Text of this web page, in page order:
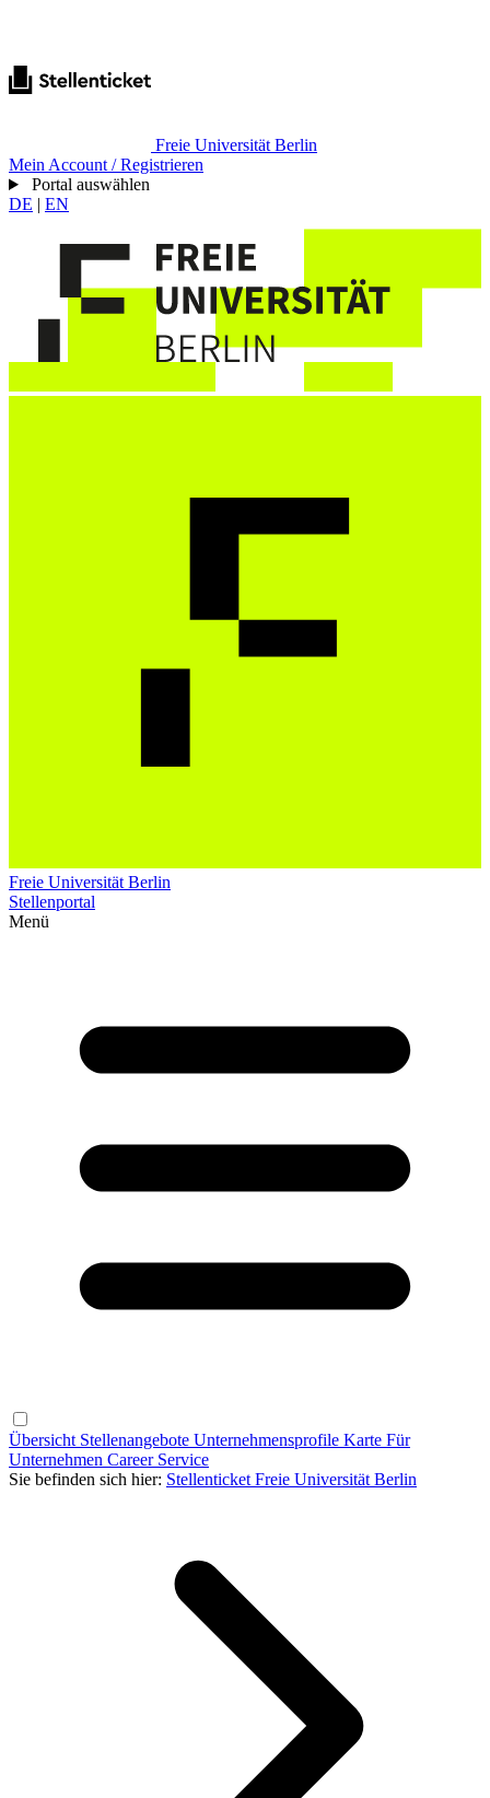
Freie Universität Berlin
Mein Account / Registrieren
Portal auswählen
DE | EN
Freie Universität Berlin
Stellenportal
Menü
Übersicht Stellenangebote Unternehmensprofile Karte Für
Unternehmen Career Service
Sie befinden sich hier: Stellenticket Freie Universität Berlin